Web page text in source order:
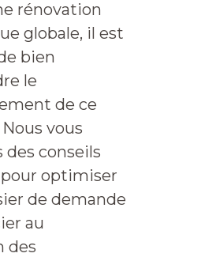
rénovation
globale, il est
bien
le
de ce
vous
conseils
optimiser
de demande
au
des